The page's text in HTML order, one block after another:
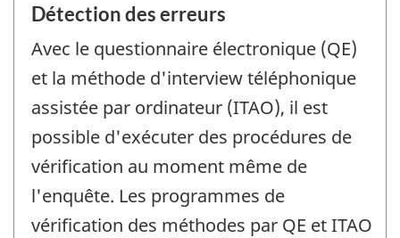
Détection des erreurs
Avec le questionnaire électronique (QE)
et la méthode d'interview téléphonique
assistée par ordinateur (ITAO), il est
possible d'exécuter des procédures de
vérification au moment même de
l'enquête. Les programmes de
vérification des méthodes par QE et ITAO